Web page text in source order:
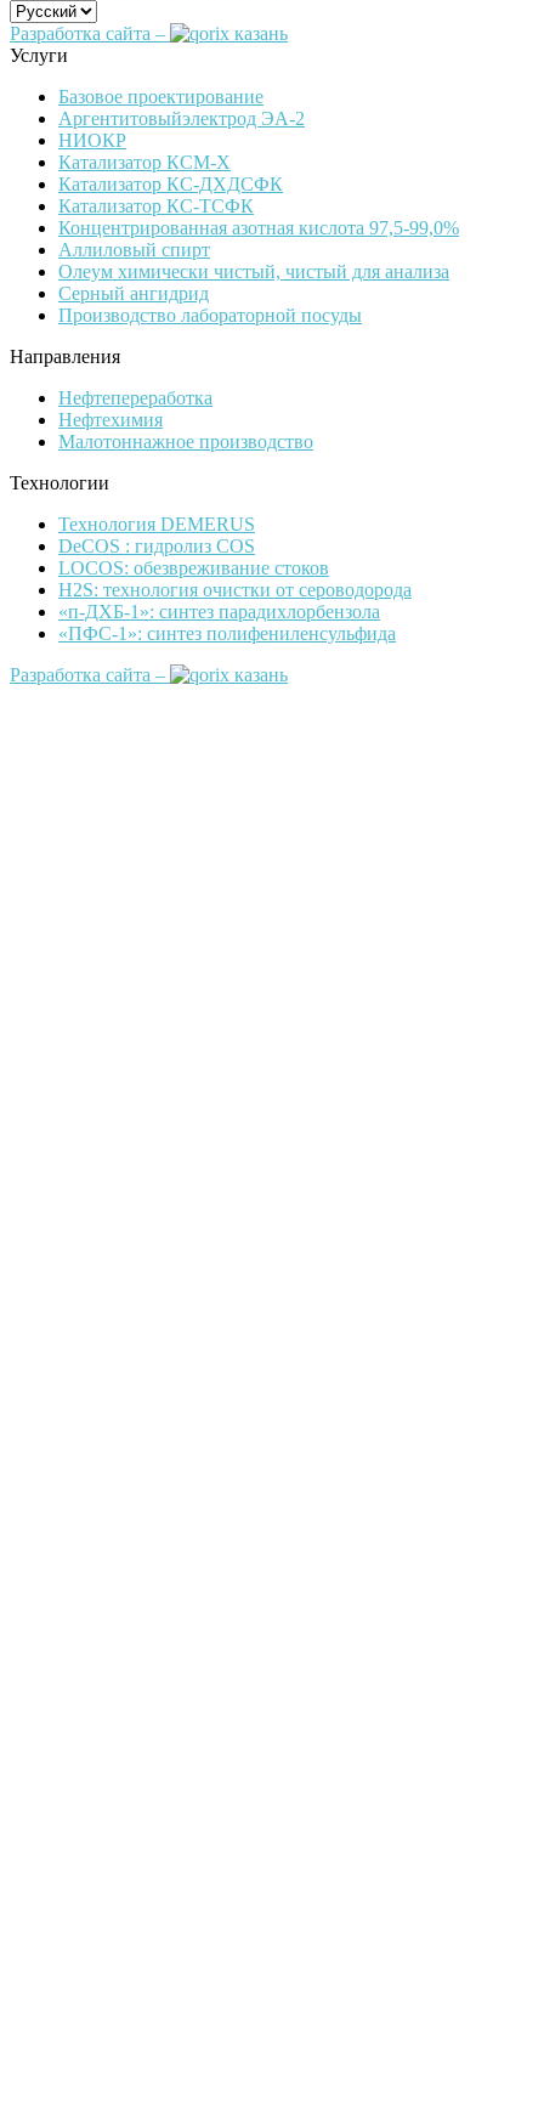
Разработка сайта –
Услуги
Базовое проектирование
Аргентитовыйэлектрод ЭА-2
НИОКР
Катализатор КСМ-Х
Катализатор КС-ДХДСФК
Катализатор КС-ТСФК
Концентрированная азотная кислота 97,5-99,0%
Аллиловый спирт
Олеум химически чистый, чистый для анализа
Серный ангидрид
Производство лабораторной посуды
Направления
Нефтепереработка
Нефтехимия
Малотоннажное производство
Технологии
Технология DEMERUS
DeCOS : гидролиз COS
LOCOS: обезвреживание стоков
H2S: технология очистки от сероводорода
«п-ДХБ-1»: синтез парадихлорбензола
«ПФС-1»: синтез полифениленсульфида
Разработка сайта –